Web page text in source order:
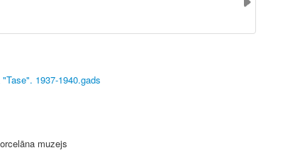
1937-1940.gads
muzejs